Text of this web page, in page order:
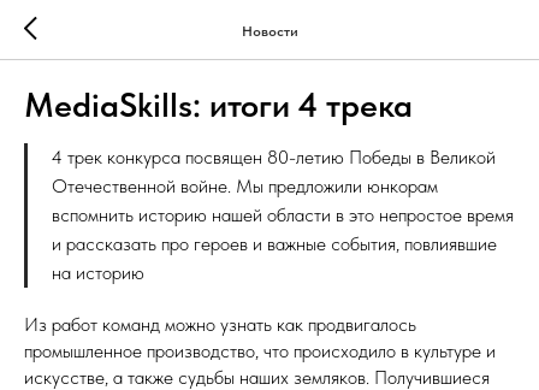
Новости
MediaSkills: итоги 4 трека
4 трек конкурса посвящен 80-летию Победы в Великой
Отечественной войне. Мы предложили юнкорам
вспомнить историю нашей области в это непростое время
и рассказать про героев и важные события, повлиявшие
на историю
Из работ команд можно узнать как продвигалось
промышленное производство, что происходило в культуре и
искусстве, а также судьбы наших земляков. Получившиеся